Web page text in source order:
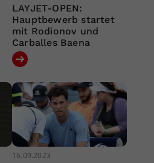
LAYJET-OPEN:
Hauptbewerb startet
mit Rodionov und
Carballes Baena
16.09.2023